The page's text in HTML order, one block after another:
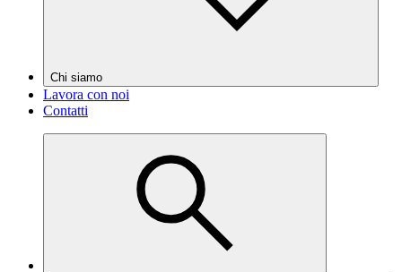
Chi siamo
Lavora con noi
Contatti